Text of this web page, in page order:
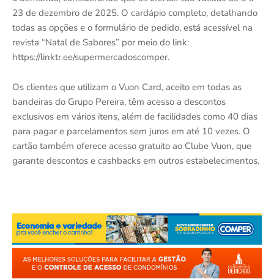
23 de dezembro de 2025. O cardápio completo, detalhando
todas as opções e o formulário de pedido, está acessível na
revista “Natal de Sabores” por meio do link:
https://linktr.ee/supermercadoscomper.
Os clientes que utilizam o Vuon Card, aceito em todas as
bandeiras do Grupo Pereira, têm acesso a descontos
exclusivos em vários itens, além de facilidades como 40 dias
para pagar e parcelamentos sem juros em até 10 vezes. O
cartão também oferece acesso gratuito ao Clube Vuon, que
garante descontos e cashbacks em outros estabelecimentos.